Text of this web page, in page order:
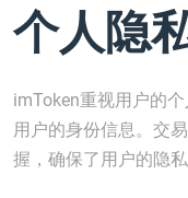
个人隐
imToken重视用户的
用户的身份信息。交
握，确保了用户的隐私